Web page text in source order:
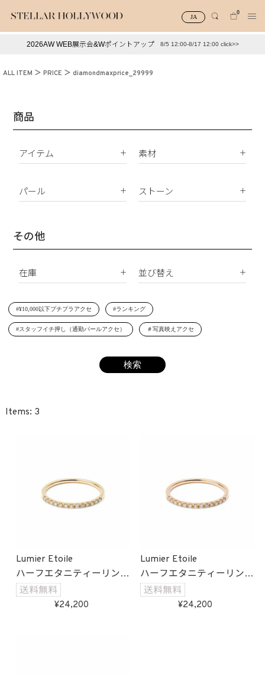
JA
0
#スタッフイチ押し（通勤パールアクセ） ＃写真映えアクセ
2026AW WEB展示会&Wポイントアップ 8/5 12:00-8/17 12:00 click>>
ALL ITEM PRICE diamondmaxprice_29999
商品
アイテム
イヤリング
ネックレス
リング
イニシャル
素材
K10
サージカルステンレス
パール
南洋真珠
シェルパール
ストーン
ジルコニア
その他
在庫
在庫あり
受注生産
並び替え
価格が安い順
価格が高い順
レビュー順
#¥10,000以下プチプラアクセ #ランキング
#スタッフイチ押し（通勤パールアクセ） ＃写真映えアクセ
3
Lumier Etoile
ハーフエタニティーリング
(ゴールド)
24,200
Lumier Etoile
ハーフエタニティーリング
(ピンクゴールド)
24,200